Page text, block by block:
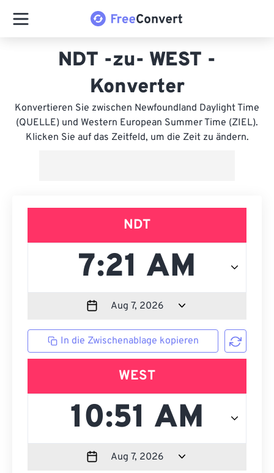
NDT -zu- WEST -
Konverter
Konvertieren Sie zwischen Newfoundland Daylight Time
(QUELLE) und Western European Summer Time (ZIEL).
Klicken Sie auf das Zeitfeld, um die Zeit zu ändern.
NDT
In die Zwischenablage kopieren
WEST